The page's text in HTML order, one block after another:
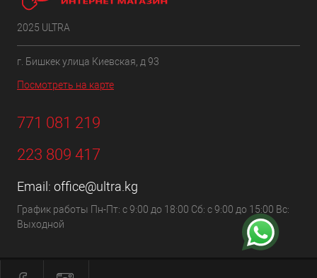
2025 ULTRA
г. Бишкек улица Киевская, д 93
Посмотреть на карте
771 081 219
223 809 417
Email: office@ultra.kg
График работы Пн-Пт: с 9:00 до 18:00 Сб: с 9:00 до 15:00 Вс:
Выходной